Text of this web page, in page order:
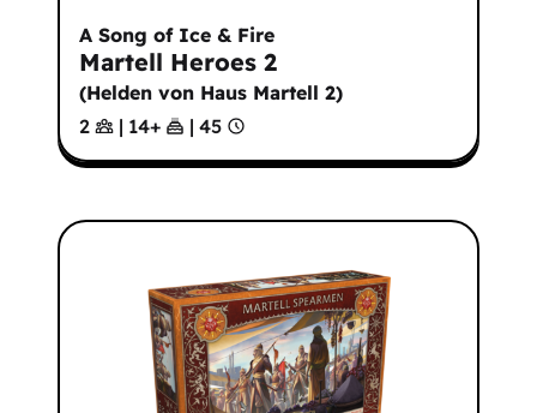
A Song of Ice & Fire
Martell Heroes 2
(Helden von Haus Martell 2)
2
| 14+ | 45